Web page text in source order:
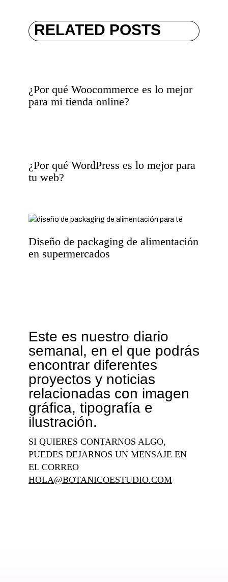
RELATED POSTS
¿Por qué Woocommerce es lo mejor
para mi tienda online?
¿Por qué WordPress es lo mejor para
tu web?
Diseño de packaging de alimentación
en supermercados
Este es nuestro diario
semanal, en el que podrás
encontrar diferentes
proyectos y noticias
relacionadas con imagen
gráfica, tipografía e
ilustración.
SI QUIERES CONTARNOS ALGO,
PUEDES DEJARNOS UN MENSAJE EN
EL CORREO
HOLA@BOTANICOESTUDIO.COM